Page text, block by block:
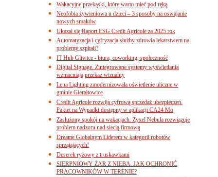
Wakacyjne przekąski, które warto mieć pod ręką
Neofobia żywieniowa u dzieci – 3 sposoby na oswajanie
nowych smaków
Ukazał się Raport ESG Credit Agricole za 2025 rok
Automatyzacja i cyfryzacja służby zdrowia lekarstwem na
problemy szpitali?
IT Hub Gliwice - biura, coworking, społeczność
Digital Signage. Zintegrowane systemy wyświetlania
wzmacniają przekaz wizualny
Lena Lighting zmodernizowała oświetlenie uliczne w
gminie Gierałtowice
Credit Agricole rozwija cyfrową sprzedaż ubezpieczeń.
Pakiet na Wypadki dostępny w aplikacji CA24 Mo
Zasłużony spokój na wakacjach. Zyxel Nebula rozwiązuje
problem nadzoru nad siecią firmową
Dreame Globalnym Liderem w kategorii robotów
sprzątających!
Deserek ryżowy z truskawkami
SIERPNIOWY ŻAR Z NIEBA. JAK OCHRONIĆ
PRACOWNIKÓW W TERENIE?